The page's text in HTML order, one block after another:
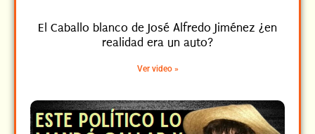
El Caballo blanco de José Alfredo Jiménez ¿en
realidad era un auto?
Ver video »